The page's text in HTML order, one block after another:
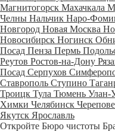
Магнитогорск Махачкала
Челны Нальчик Наро-
Новгород Новая Москва
Новосибирск Ногинск
Посад Пенза Пермь
Реутов Ростов-на-Дону
Посад Серпухов
Ставрополь Ступино
Троицк Тула Тюмень Улан-
Химки Челябинск
Якутск Ярославль
Откройте Бюро чистоты